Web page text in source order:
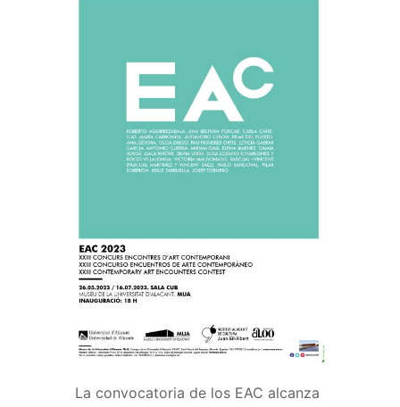
La convocatoria de los EAC alcanza